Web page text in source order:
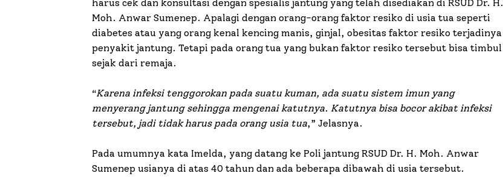
harus cek dan konsultasi dengan spesialis jantung yang telah disediakan di RSUD Dr. H.
Moh. Anwar Sumenep. Apalagi dengan orang-orang faktor resiko di usia tua seperti
diabetes atau yang orang kenal kencing manis, ginjal, obesitas faktor resiko terjadinya
penyakit jantung. Tetapi pada orang tua yang bukan faktor resiko tersebut bisa timbul
sejak dari remaja.
“Karena infeksi tenggorokan pada suatu kuman, ada suatu sistem imun yang
menyerang jantung sehingga mengenai katutnya. Katutnya bisa bocor akibat infeksi
tersebut, jadi tidak harus pada orang usia tua,” Jelasnya.
Pada umumnya kata Imelda, yang datang ke Poli jantung RSUD Dr. H. Moh. Anwar
Sumenep usianya di atas 40 tahun dan ada beberapa dibawah di usia tersebut.